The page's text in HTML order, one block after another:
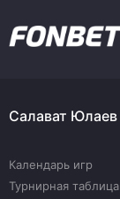
Салават Юлаев
Календарь игр
Турнирная таблица